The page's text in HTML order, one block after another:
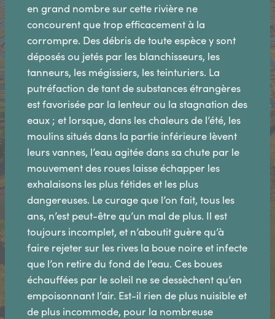
en grand nombre sur cette rivière ne
concourent que trop efficacement à la
corrompre. Des débris de toute espèce y sont
déposés ou jetés par les blanchisseurs, les
tanneurs, les mégissiers, les teinturiers. La
putréfaction de tant de substances étrangères
est favorisée par la lenteur ou la stagnation des
eaux ; et lorsque, dans les chaleurs de l’été, les
moulins situés dans la partie inférieure lèvent
leurs vannes, l’eau agitée dans sa chute par le
mouvement des roues laisse échapper les
exhalaisons les plus fétides et les plus
dangereuses. Le curage que l’on fait, tous les
ans, n’est peut-être qu’un mal de plus. Il est
toujours incomplet, et n’aboutit guère qu’à
faire rejeter sur les rives la boue noire et infecte
que l’on retire du fond de l’eau. Ces boues
échauffées par le soleil ne se dessèchent qu’en
empoisonnant l’air. Est-il rien de plus nuisible et
de plus incommode, pour la nombreuse